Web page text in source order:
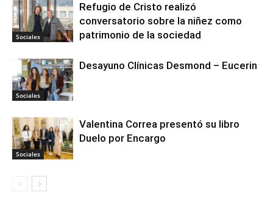
Sociales
Refugio de Cristo realizó
conversatorio sobre la niñez como
patrimonio de la sociedad
Sociales
Desayuno Clínicas Desmond – Eucerin
Sociales
Valentina Correa presentó su libro
Duelo por Encargo